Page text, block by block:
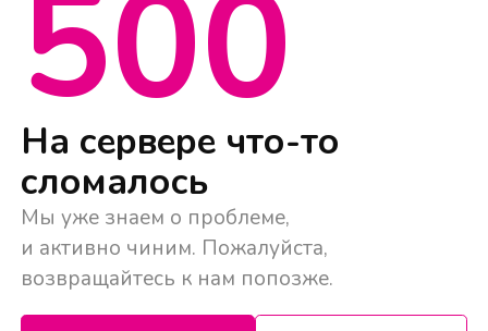
500
На сервере что-то
сломалось
Мы уже знаем о проблеме,
и активно чиним. Пожалуйста,
возвращайтесь к нам попозже.